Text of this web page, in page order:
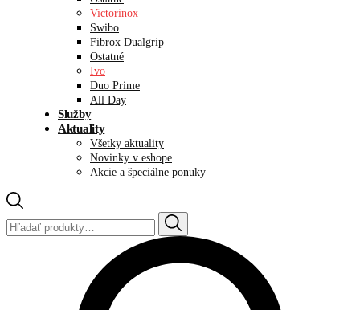
Victorinox
Swibo
Fibrox Dualgrip
Ostatné
Ivo
Duo Prime
All Day
Služby
Aktuality
Všetky aktuality
Novinky v eshope
Akcie a špeciálne ponuky
Hľadať: